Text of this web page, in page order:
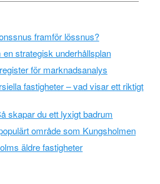
framför lössnus?
strategisk underhållsplan
för marknadsanalys
fastigheter – vad visar ett riktigt
skapar du ett lyxigt badrum
område som Kungsholmen
äldre fastigheter